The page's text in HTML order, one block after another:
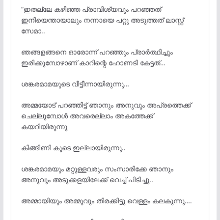
“ഇതല്ലേ കഴിഞ്ഞ പ്രാവിശ്യവും പറഞ്ഞത്
ഇനിയെന്തായാലും നന്നായെ പറ്റു അടുത്തത് ലാസ്റ്റ്
സേമാ..
ഞങ്ങളങ്ങനെ ഓരോന്ന് പറഞ്ഞും പ്രാർത്ഥിച്ചും
ഇരിക്കുമ്പോഴാണ് കാറിന്റെ ഹോണടി കേട്ടത്…
ശങ്കരമാമയുടെ വീട്ടീന്നായിരുന്നു…
അമ്മയോട് പറഞ്ഞിട്ട് ഞാനും അനുവും അപ്രത്തെക്ക്
ചെല്ലുമ്പോൾ അവരെല്ലാം അകത്തേക്ക്
കയറിയിരുന്നു
കിങ്ങിണി കൂടെ ഇല്ലായിരുന്നു..
ശങ്കരമാമയും മറ്റുള്ളവരും സംസാരിക്കേ ഞാനും
അനുവും അടുക്കളയിലേക്ക് വെച്ച് പിടിച്ചു..
അമ്മായിയും അമ്മുവും തിരക്കിട്ടു വെള്ളം കലകുന്നു….